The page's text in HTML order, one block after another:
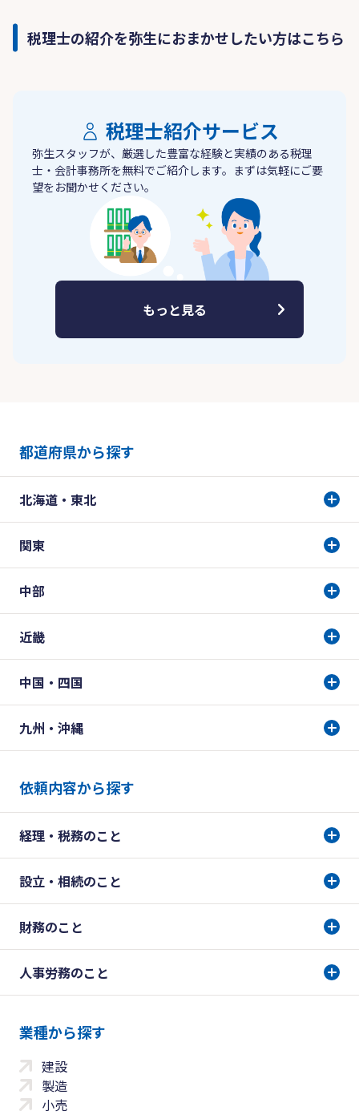
税理士の紹介を弥生におまかせしたい方はこちら
税理士紹介サービス
弥生スタッフが、厳選した豊富な経験と実績のある税理
士・会計事務所を無料でご紹介します。まずは気軽にご要
望をお聞かせください。
もっと見る
都道府県から探す
北海道・東北
関東
中部
近畿
中国・四国
九州・沖縄
依頼内容から探す
経理・税務のこと
設立・相続のこと
財務のこと
人事労務のこと
業種から探す
建設
製造
小売